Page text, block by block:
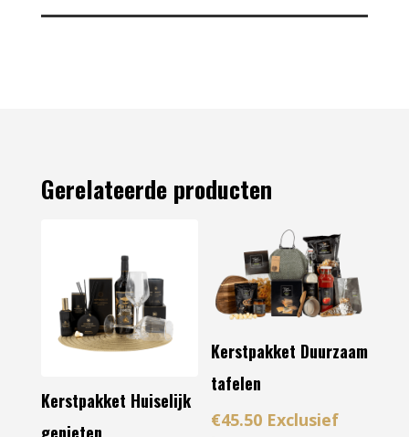
Gerelateerde producten
Kerstpakket Huiselijk
genieten
Kerstpakket Duurzaam
tafelen
€45.50 Exclusief